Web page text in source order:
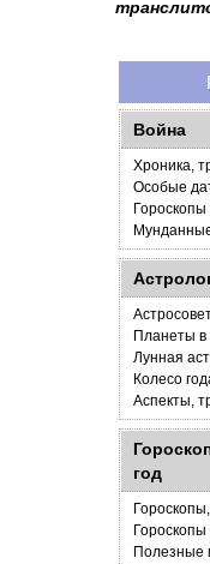
Война
Хроника,
Особые
Планеты в
Лунная
Колесо
Аспекты,
год
Полезные